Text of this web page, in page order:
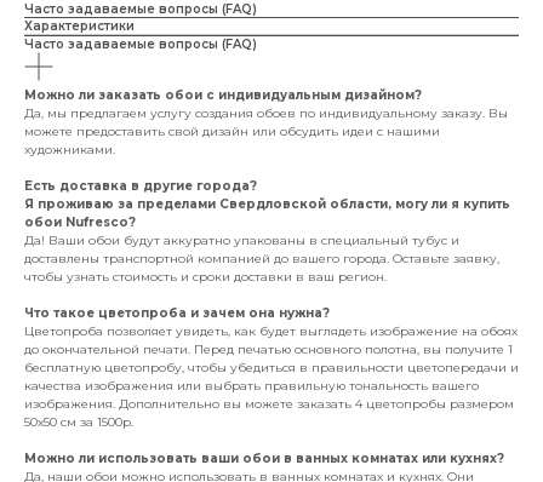
Часто задаваемые вопросы (FAQ)
Характеристики
Часто задаваемые вопросы (FAQ)
Можно ли заказать обои с индивидуальным дизайном?
Да, мы предлагаем услугу создания обоев по индивидуальному заказу. Вы
можете предоставить свой дизайн или обсудить идеи с нашими
художниками.
Есть доставка в другие города?
Я проживаю за пределами Свердловской области, могу ли я купить
обои Nufresco?
Да! Ваши обои будут аккуратно упакованы в специальный тубус и
доставлены транспортной компанией до вашего города. Оставьте заявку,
чтобы узнать стоимость и сроки доставки в ваш регион.
Что такое цветопроба и зачем она нужна?
Цветопроба позволяет увидеть, как будет выглядеть изображение на обоях
до окончательной печати. Перед печатью основного полотна, вы получите 1
бесплатную цветопробу, чтобы убедиться в правильности цветопередачи и
качества изображения или выбрать правильную тональность вашего
изображения. Дополнительно вы можете заказать 4 цветопробы размером
50х50 см за 1500р.
Можно ли использовать ваши обои в ванных комнатах или кухнях?
Да, наши обои можно использовать в ванных комнатах и кухнях. Они